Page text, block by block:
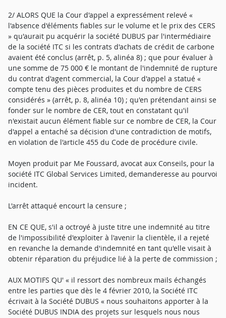
2/ ALORS QUE la Cour d'appel a expressément relevé «
l'absence d'éléments fiables sur le volume et le prix des CERS
» qu'aurait pu acquérir la société DUBUS par l'intermédiaire
de la société ITC si les contrats d'achats de crédit de carbone
avaient été conclus (arrêt, p. 5, alinéa 8) ; que pour évaluer à
une somme de 75 000 € le montant de l'indemnité de rupture
du contrat d'agent commercial, la Cour d'appel a statué «
compte tenu des pièces produites et du nombre de CERS
considérés » (arrêt, p. 8, alinéa 10) ; qu'en prétendant ainsi se
fonder sur le nombre de CER, tout en constatant qu'il
n'existait aucun élément fiable sur ce nombre de CER, la Cour
d'appel a entaché sa décision d'une contradiction de motifs,
en violation de l'article 455 du Code de procédure civile.
Moyen produit par Me Foussard, avocat aux Conseils, pour la
société ITC Global Services Limited, demanderesse au pourvoi
incident.
L'arrêt attaqué encourt la censure ;
EN CE QUE, s'il a octroyé à juste titre une indemnité au titre
de l'impossibilité d'exploiter à l'avenir la clientèle, il a rejeté
en revanche la demande d'indemnité en tant qu'elle visait à
obtenir réparation du préjudice lié à la perte de commission ;
AUX MOTIFS QU' « il ressort des nombreux mails échangés
entre les parties que dès le 4 février 2010, la Société ITC
écrivait à la Société DUBUS « nous souhaitons apporter à la
Société DUBUS INDIA des projets sur lesquels nous nous